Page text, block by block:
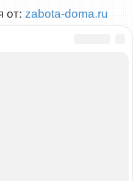
от: zabota-doma.ru